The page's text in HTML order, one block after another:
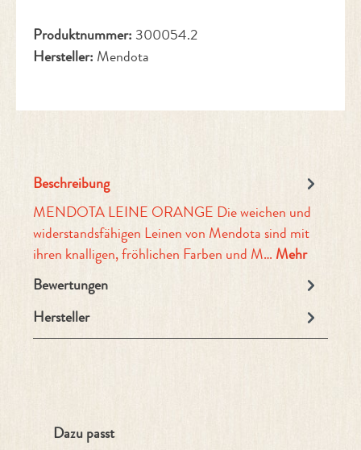
Produktnummer: 300054.2
Hersteller: Mendota
Beschreibung
MENDOTA LEINE ORANGE Die weichen und
widerstandsfähigen Leinen von Mendota sind mit
ihren knalligen, fröhlichen Farben und M… Mehr
Bewertungen
Hersteller
Produktgalerie überspringen
Dazu passt